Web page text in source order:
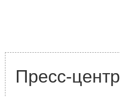
Пресс-центр